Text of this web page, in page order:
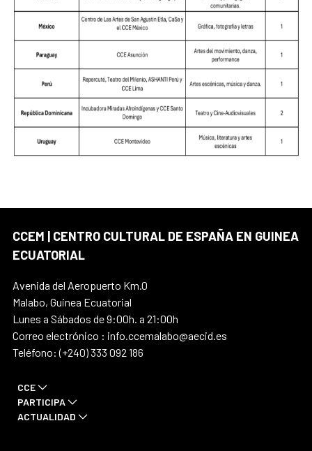
CCEM | CENTRO CULTURAL DE ESPAÑA EN GUINEA
ECUATORIAL
Avenida del Aeropuerto Km.0
Malabo, Guinea Ecuatorial
Lunes a Sábados de 9:00h. a 21:00h
Correo electrónico : info.ccemalabo@aecid.es
Teléfono: (+240) 333 092 186
CCE
PARTICIPA
ACTUALIDAD